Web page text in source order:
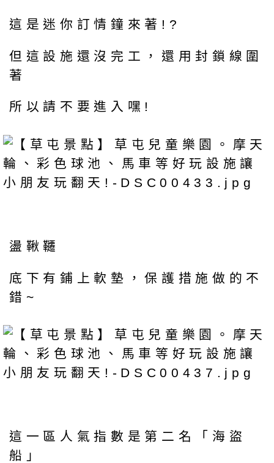
這是迷你訂情鐘來著!?
但這設施還沒完工，還用封鎖線圍
著
所以請不要進入嘿!
盪鞦韆
底下有鋪上軟墊，保護措施做的不
錯~
這一區人氣指數是第二名「海盜
船」